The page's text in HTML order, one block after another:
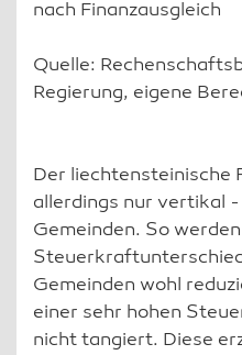
nach Finanzausgleich
Quelle:
Regierung, eigene
Der liechtensteinische
allerdings nur vertikal -
Gemeinden. So
Gemeinden wohl
einer sehr hohen
nicht tangiert. Diese